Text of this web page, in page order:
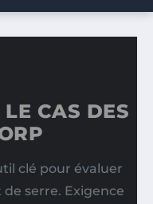
CAS DES
clé pour évaluer
de serre. Exigence